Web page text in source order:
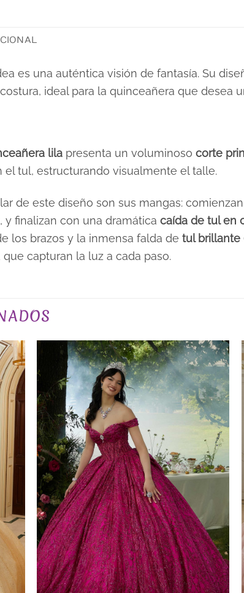
es una auténtica visión de fantasía. Su
ideal para la quinceañera que
lila presenta un voluminoso corte
tul, estructurando visualmente el talle.
de este diseño son sus mangas:
y finalizan con una dramática caída de tul en
los brazos y la inmensa falda de tul brillante
capturan la luz a cada paso.
yes
Plazo